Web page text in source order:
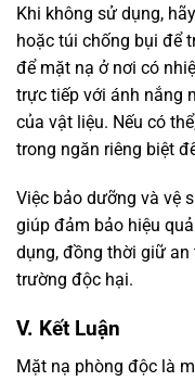
Khi không sử dụng,
hoặc túi chống bụi để
để mặt nạ ở nơi có
trực tiếp với ánh nắng
của vật liệu. Nếu có
trong ngăn riêng biệt
Việc bảo dưỡng và vệ
giúp đảm bảo hiệu
dụng, đồng thời giữ
trường độc hại.
V. Kết Luận
Mặt nạ phòng độc là